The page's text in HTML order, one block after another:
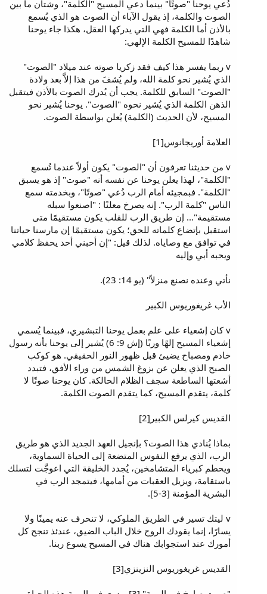
دُعي يوحنا "صوتًا" بينما دعي المسيح "الكلمة"، وشتان ما بين
الصوت والكلمة، إذ يقول الآباء أن الصوت هو الذي يُسمع
بالأذن أما الكلمة فهي التي يدركها العقل، هكذا جاء يوحنا
شاهدًا للمسيح الكلمة الإلهي:
v ربما يفسر هذا كيف فقد زكريا صوته عند ميلاد "الصوت"
الذي يُشير نحو كلمة الله، ولم يُشفَ من هذا إلاَّ بعد ولادة
"الصوت" السابق للكلمة. يجب أن يُدرك الصوت بالأذن فيتقبل
الذهن الكلمة الذي يُشير نحوه "الصوت". يوحنا يُشير نحو
المسيح، لأن الحديث (الكلمة) يُعلن بواسطة الصوت.
العلامة أوريجانوس[1]
v من حديثنا تعرفون أن "الصوت" يكون أولاً عندما تُسمع
"الكلمة"، لهذا يعلن يوحنا عن نفسه أنه "صوت" إذ هو يسبق
"الكلمة". فبمجيئه أمام الرب دُعي "صوتًا"، وبخدمته سمع
الناس "كلمة الرب". إنه يصرخ معلنًا : "اصنعوا سبله
مستقيمة"... إن طريق الرب للقلب يكون مستقيمًا متى
استقبل بإتضاع كلماته للحق؛ يكون مستقيمًا إن مارسنا حياتنا
في توافق مع وصاياه. لذلك قيل: "إن أحبني أحد يحفظ كلامي
ويحبه أبي وإليه
نأتي وعنده نصنع منزلاً" (يو 14: 23).
الأب غريغوريوس الكبير
v كان إشعياء على علم بعمل يوحنا التبشيري، فبينما يُسمي
إشعياء المسيح إلهًا وربًا (إش 9: 6) يُشير إلى يوحنا بأنه رسول
خادم ومصباح يضيئ قبل ظهور النور الحقيقي. هو كوكب
الصبح الذي يعلن عن بزوغ الشمس من وراء الأفق، فتبدد
أشعتها الساطعة سجف الظلام الحالكة. كان يوحنا صوتًا لا
كلمة، يتقدم المسيح، كما يتقدم الصوت الكلمة.
القديس كيرلس الكبير[2]
بماذا يُنادي هذا الصوت؟ بإنجيل العهد الجديد الذي هو طريق
الرب، الذي يرفع النفوس المتضعة إلى الحياة السماوية،
ويحطم كبرياء المتشامخين، يُجدد الخليقة التي اعوجَّت لتسلك
باستقامة، ويزيل العقبات من أمامها، فيتمجد الرب في
البشرية المؤمنة [3-5].
v ليتك تسير في الطريق الملوكي، لا تنحرف عنه يمينًا ولا
يسارًا، إنما يقودك الروح خلال الباب الضيق، عندئذ تنجح كل
أمورك عند استجوابك هناك في المسيح يسوع ربنا.
القديس غريغوريوس النزينزي[3]